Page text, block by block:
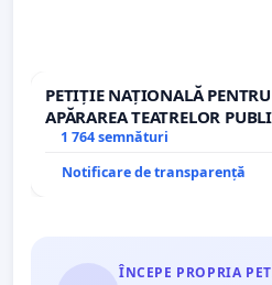
PETIȚIE NAȚIONALĂ PENTRU
APĂRAREA TEATRELOR
REPERTORIU DIN ROMÂNIA
1 764 semnături
Notificare de transparență
ÎNCEPE PROPRIA